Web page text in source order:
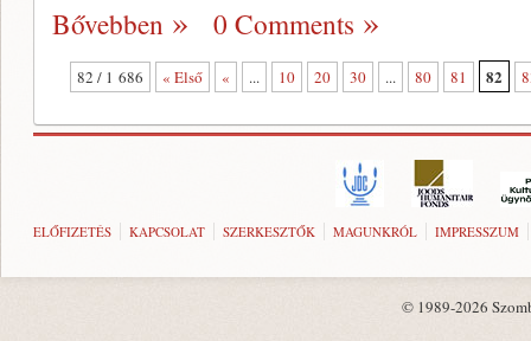
Bővebben 0 Comments
82 / 1 686 « Első « ... 10 20 30 ... 80 81 82
ELŐFIZETÉS KAPCSOLAT SZERKESZTŐK MAGUNKRÓL IMPRESSZUM
© 1989-2026